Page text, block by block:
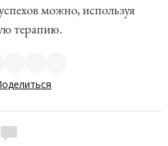
можно, используя
терапию.